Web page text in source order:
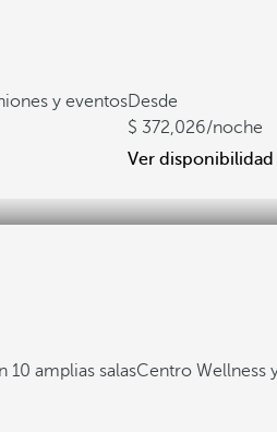
y eventosDesde
372,026/noche
Ver disponibilidad
10 amplias salasCentro Wellness